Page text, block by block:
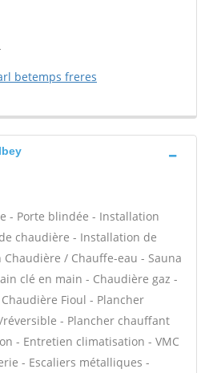
betemps freres
- Porte blindée - Installation
chaudière - Installation de
/ Chauffe-eau - Sauna
clé en main - Chaudière gaz -
Fioul - Plancher
- Plancher chauffant
- Entretien climatisation - VMC
- Escaliers métalliques -